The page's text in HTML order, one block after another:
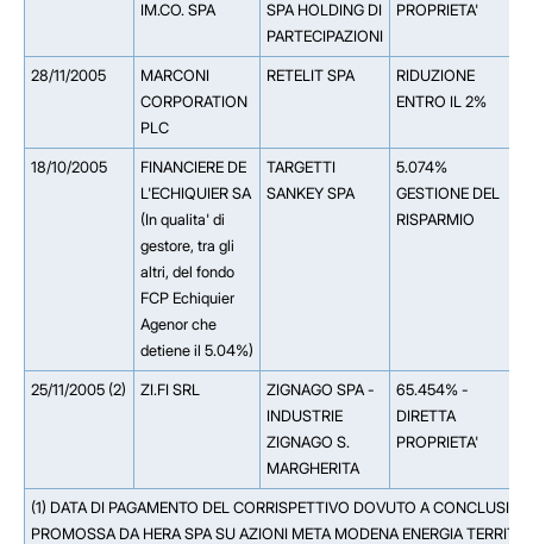
IM.CO. SPA
SPA HOLDING DI
PARTECIPAZIONI
PROPRIETA'
28/11/2005
MARCONI
CORPORATION
PLC
RETELIT SPA
RIDUZIONE
ENTRO IL 2%
18/10/2005
FINANCIERE DE
L'ECHIQUIER SA
(In qualita' di
gestore, tra gli
altri, del fondo
FCP Echiquier
Agenor che
detiene il 5.04%)
TARGETTI
SANKEY SPA
5.074%
GESTIONE DEL
RISPARMIO
25/11/2005 (2) ZI.FI SRL
ZIGNAGO SPA -
INDUSTRIE
ZIGNAGO S.
MARGHERITA
65.454% -
DIRETTA
PROPRIETA'
(1) DATA DI PAGAMENTO DEL CORRISPETTIVO DOVUTO A
PROMOSSA DA HERA SPA SU AZIONI META MODENA ENERGIA